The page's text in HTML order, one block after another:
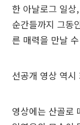
한 아날로그 일
순간들까지 그동
른 매력을 만날
선공개 영상 역
영상에는 산골로